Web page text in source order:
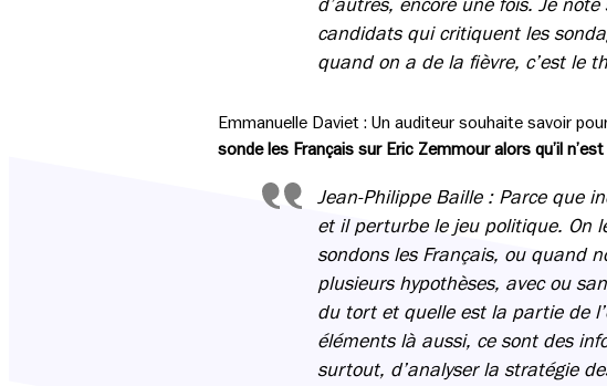
d’autres, encore une fois. Je
candidats qui critiquent les
quand on a de la fièvre, c’est le
Emmanuelle Daviet : Un auditeur souhaite savoir
sonde les Français sur Eric Zemmour alors qu’il
Jean-Philippe Baille : Parce que
et il perturbe le jeu politique. On
sondons les Français, ou quand
plusieurs hypothèses, avec ou
du tort et quelle est la partie de
éléments là aussi, ce sont des
surtout, d’analyser la stratégie